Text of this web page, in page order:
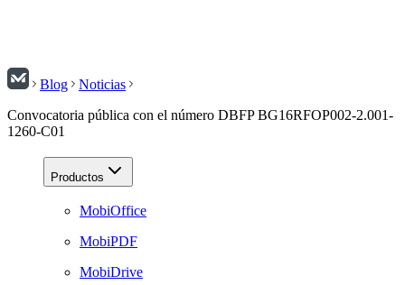
Blog
Noticias
Convocatoria pública con el número DBFP BG16RFOP002-2.001-
1260-C01
Productos
MobiOffice
MobiPDF
MobiDrive